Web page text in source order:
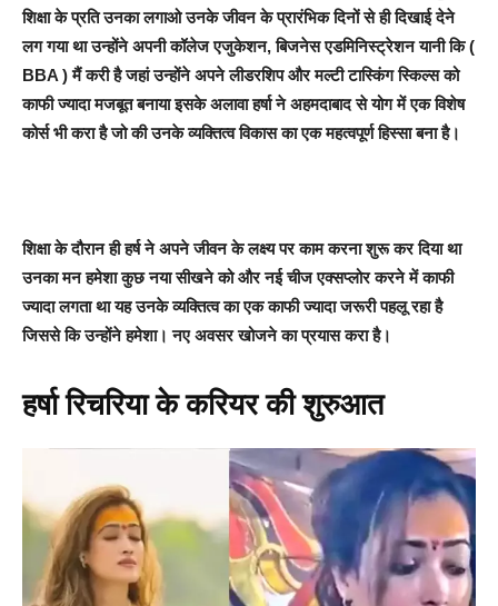
शिक्षा के प्रति उनका लगाओ उनके जीवन के प्रारंभिक दिनों से ही दिखाई देने
लग गया था उन्होंने अपनी कॉलेज एजुकेशन, बिजनेस एडमिनिस्ट्रेशन यानी कि (
BBA ) मैं करी है जहां उन्होंने अपने लीडरशिप और मल्टी टास्किंग स्किल्स को
काफी ज्यादा मजबूत बनाया इसके अलावा हर्षा ने अहमदाबाद से योग में एक विशेष
कोर्स भी करा है जो की उनके व्यक्तित्व विकास का एक महत्वपूर्ण हिस्सा बना है।
शिक्षा के दौरान ही हर्ष ने अपने जीवन के लक्ष्य पर काम करना शुरू कर दिया था
उनका मन हमेशा कुछ नया सीखने को और नई चीज एक्सप्लोर करने में काफी
ज्यादा लगता था यह उनके व्यक्तित्व का एक काफी ज्यादा जरूरी पहलू रहा है
जिससे कि उन्होंने हमेशा। नए अवसर खोजने का प्रयास करा है।
हर्षा रिचरिया के करियर की शुरुआत